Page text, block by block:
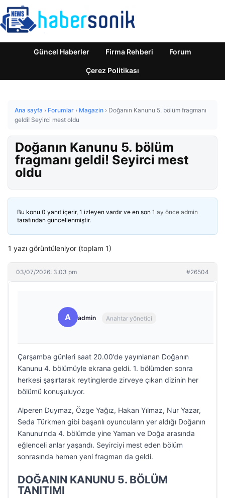
Güncel Haberler Firma Rehberi Forum
Çerez Politikası
Ana sayfa › Forumlar › Magazin › Doğanın Kanunu 5. bölüm fragmanı
geldi! Seyirci mest oldu
Doğanın Kanunu 5. bölüm
fragmanı geldi! Seyirci mest
oldu
Bu konu 0 yanıt içerir, 1 izleyen vardır ve en son 1 ay önce admin
tarafından güncellenmiştir.
1 yazı görüntüleniyor (toplam 1)
03/07/2026: 3:03 pm #26504
A admin Anahtar yönetici
Çarşamba günleri saat 20.00’de yayınlanan Doğanın
Kanunu 4. bölümüyle ekrana geldi. 1. bölümden sonra
herkesi şaşırtarak reytinglerde zirveye çıkan dizinin her
bölümü konuşuluyor.
Alperen Duymaz, Özge Yağız, Hakan Yılmaz, Nur Yazar,
Seda Türkmen gibi başarılı oyuncuların yer aldığı Doğanın
Kanunu’nda 4. bölümde yine Yaman ve Doğa arasında
eğlenceli anlar yaşandı. Seyirciyi mest eden bölüm
sonrasında hemen yeni fragman da geldi.
DOĞANIN KANUNU 5. BÖLÜM
TANITIMI